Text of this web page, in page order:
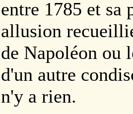
entre 1785 et sa
allusion
de Napoléon ou
d'un autre
n'y a rien.